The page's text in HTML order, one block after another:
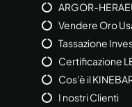
ARGOR-
Vendere Oro
Tassazione
Certificazione
Cos'è il
I nostri Clienti